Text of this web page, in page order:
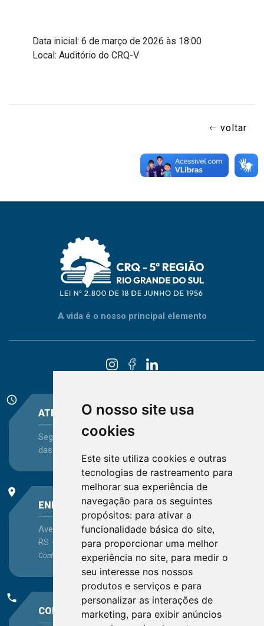
O nosso site usa
cookies
Este site utiliza cookies e outras
tecnologias de rastreamento para
melhorar sua experiência de
navegação para os seguintes
propósitos: para ativar a
funcionalidade básica do site,
para proporcionar uma melhor
experiência no site, para medir o
seu interesse nos nossos
produtos e serviços e para
personalizar as interações de
marketing, para exibir anúncios
Data inicial: 6 de março de 2026 às 18:00
Local: Auditório do CRQ-V
voltar
A vida é o nosso principal elemento
schedule
ATENDIMENTO
Segunda-feira a Sexta-feira - das 08:30 às 12:15 e
das 13:30 às 16:45
place
ENDEREÇO
Avenida Itaqui, 45, Bairro Petrópolis, Porto Alegre -
RS - CEP 90460-140
Confira as demaislocalizações no Estado
phone
CONTATO